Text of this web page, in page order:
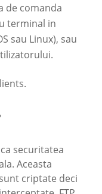
de comanda
terminal in
sau Linux), sau
securitatea
Aceasta
criptate deci